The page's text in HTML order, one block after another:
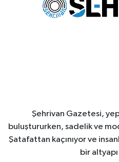
Şehrivan Gazetesi,
buluştururken, sadelik ve
Şatafattan kaçınıyor ve
bir